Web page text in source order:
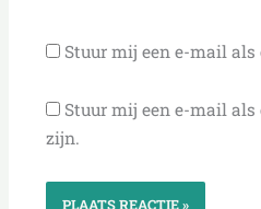
Stuur mij een e-mail
Stuur mij een e-mail
zijn.